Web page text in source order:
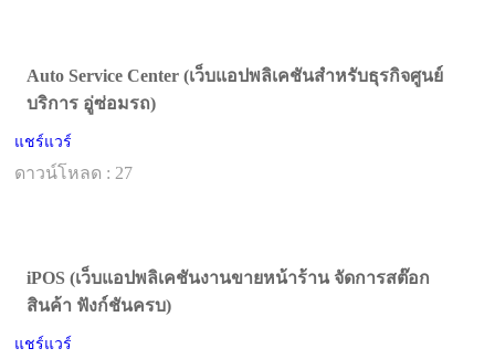
Auto Service Center (เว็บแอปพลิเคชันสำหรับธุรกิจศูนย์
บริการ อู่ซ่อมรถ)
แชร์แวร์
ดาวน์โหลด : 27
iPOS (เว็บแอปพลิเคชันงานขายหน้าร้าน จัดการสต๊อก
สินค้า ฟังก์ชันครบ)
แชร์แวร์